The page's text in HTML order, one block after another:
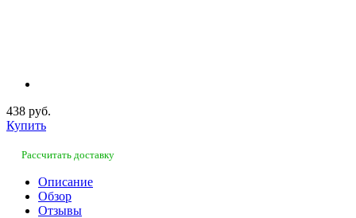
438 руб.
Купить
Рассчитать доставку
Описание
Обзор
Отзывы